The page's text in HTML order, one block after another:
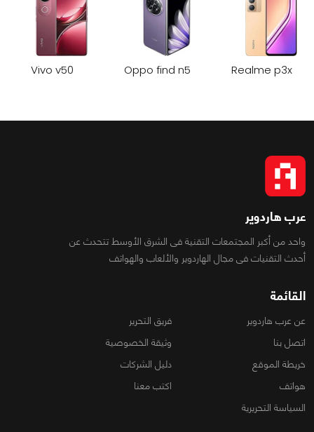
Realme p3x
Oppo find n5
Vivo v50
عرب هاردوير
واحد من أكبر المجتمعات التقنية فى الشرق الأوسط تتحدث عن
أحدث التقنيات فى مجال الهاردوير والألعاب والهواتف
القائمة
عن عرب هاردوير
فريق التحرير
اتصل بنا
وثيقة الخصوصية
خريطة الموقع
دليل الشركات
هواتف
اكتب معنا
السياسة التحريرية